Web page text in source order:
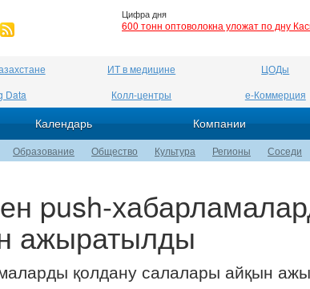
Цифра дня
600 тонн оптоволокна уложат по дну
ИТ в медицине ЦОДы
Data Колл-центры е-Коммерция
Календарь Компании
Образование Общество Культура Регионы Соседи
push-
ажыратылды
қолдану салалары айқын